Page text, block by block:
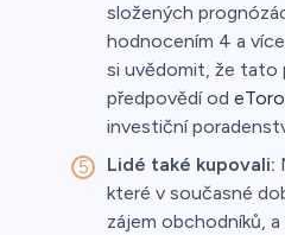
složených
hodnocením 4 a
si uvědomit, že tato
předpovědí od eToro
investiční
Lidé také kupovali:
které v současné
zájem obchodníků,